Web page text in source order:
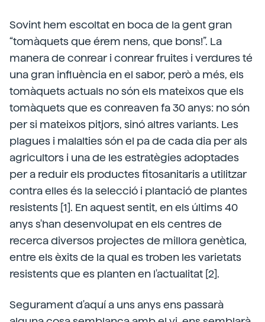
Sovint hem escoltat en boca de la gent gran
“tomàquets que érem nens, que bons!”. La
manera de conrear i conrear fruites i verdures té
una gran influència en el sabor, però a més, els
tomàquets actuals no són els mateixos que els
tomàquets que es conreaven fa 30 anys: no són
per si mateixos pitjors, sinó altres variants. Les
plagues i malalties són el pa de cada dia per als
agricultors i una de les estratègies adoptades
per a reduir els productes fitosanitaris a utilitzar
contra elles és la selecció i plantació de plantes
resistents [1]. En aquest sentit, en els últims 40
anys s'han desenvolupat en els centres de
recerca diversos projectes de millora genètica,
entre els èxits de la qual es troben les varietats
resistents que es planten en l'actualitat [2].
Segurament d'aquí a uns anys ens passarà